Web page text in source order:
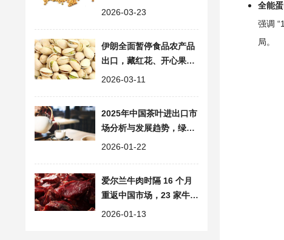
进口来源与市场趋势
2026-03-23
伊朗全面暂停食品农产品
出口，藏红花、开心果全
球供应告急
2026-03-11
2025年中国茶叶进出口市
场分析与发展趋势，绿茶
出口占比 88%
2026-01-22
爱尔兰牛肉时隔 16 个月
重返中国市场，23 家牛肉
供应商率先获准入资质
2026-01-13
全能
强调
局。